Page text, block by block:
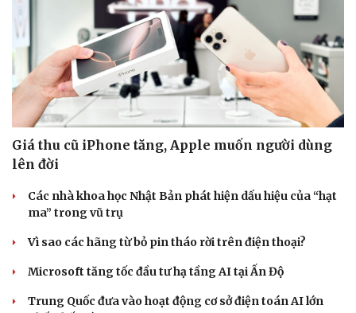
Giá thu cũ iPhone tăng, Apple muốn người dùng
lên đời
Các nhà khoa học Nhật Bản phát hiện dấu hiệu của “hạt
ma” trong vũ trụ
Vì sao các hãng từ bỏ pin tháo rời trên điện thoại?
Microsoft tăng tốc đầu tư hạ tầng AI tại Ấn Độ
Trung Quốc đưa vào hoạt động cơ sở điện toán AI lớn